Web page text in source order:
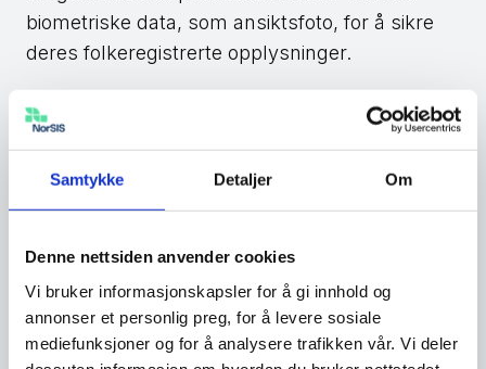
Samtykke Detaljer Om
Denne nettsiden anvender cookies
Vi bruker informasjonskapsler for å gi innhold og
annonser et personlig preg, for å levere sosiale
mediefunksjoner og for å analysere trafikken vår. Vi deler
biometriske data, som ansiktsfoto, for å sikre
deres folkeregistrerte opplysninger.
– En mulig løsning vi ser nærmere på er å
kunne bruke biometri for å lage en sikker
fødsels- eller d-nummer, din digitale identitet
rett person, , sier Henriksen.
5 fakta og tips for å